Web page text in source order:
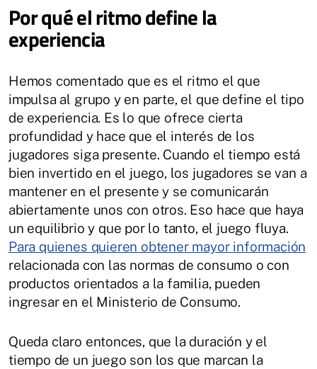
Por qué el ritmo define la
experiencia
Hemos comentado que es el ritmo el que
impulsa al grupo y en parte, el que define el tipo
de experiencia. Es lo que ofrece cierta
profundidad y hace que el interés de los
jugadores siga presente. Cuando el tiempo está
bien invertido en el juego, los jugadores se van a
mantener en el presente y se comunicarán
abiertamente unos con otros. Eso hace que haya
un equilibrio y que por lo tanto, el juego fluya.
Para quienes quieren obtener mayor información
relacionada con las normas de consumo o con
productos orientados a la familia, pueden
ingresar en el Ministerio de Consumo.
Queda claro entonces, que la duración y el
tiempo de un juego son los que marcan la